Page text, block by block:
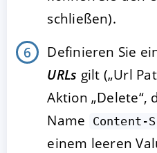
schließen).
Definieren Sie
URLs gilt („Url
Aktion „Delete“,
Name
Content-
einem leeren